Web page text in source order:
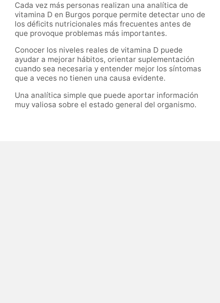
Cada vez más personas realizan una analítica de
vitamina D en Burgos porque permite detectar uno de
los déficits nutricionales más frecuentes antes de
que provoque problemas más importantes.
Conocer los niveles reales de vitamina D puede
ayudar a mejorar hábitos, orientar suplementación
cuando sea necesaria y entender mejor los síntomas
que a veces no tienen una causa evidente.
Una analítica simple que puede aportar información
muy valiosa sobre el estado general del organismo.